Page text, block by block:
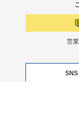
営
SNS